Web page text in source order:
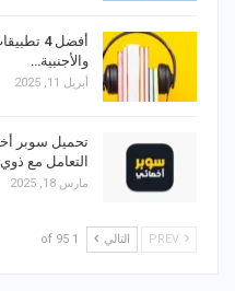
أفضل 4
والأجنبية…
أبريل 11, 2025
تحميل سوبر
التعامل مع
مارس 18, 2025
التالي 1 of 95